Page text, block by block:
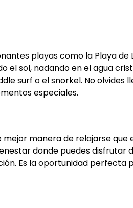
playas como la Playa de
el sol, nadando en el agua
surf o el snorkel. No olvides
especiales.
mejor manera de relajarse que
donde puedes disfrutar
Es la oportunidad perfecta